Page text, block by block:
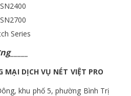
Series
MẠI DỊCH VỤ NÉT VIỆT PRO
khu phố 5, phường Bình Trị